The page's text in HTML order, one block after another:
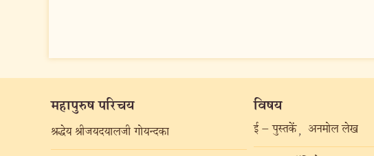
महापुरुष परिचय
श्रद्धेय श्रीजयदयालजी गोयन्दका
विषय
ई – पुस्तकें , अनमोल लेख